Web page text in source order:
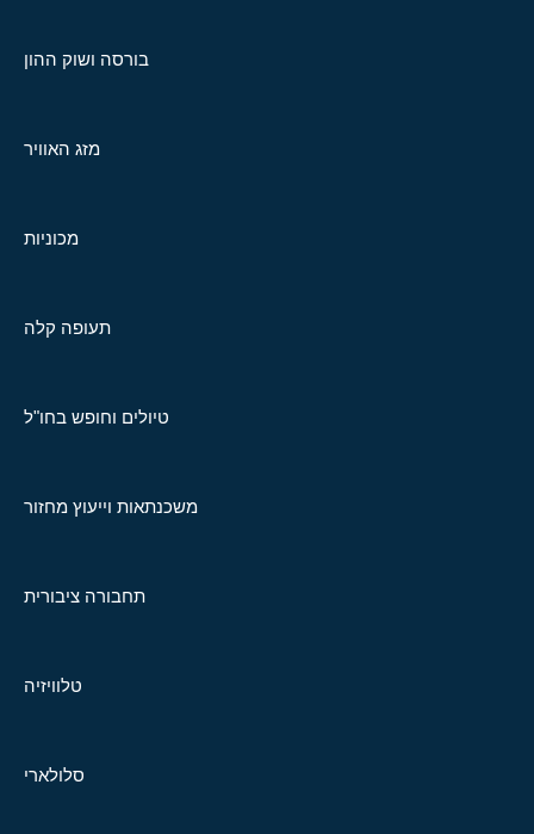
בורסה ושוק ההון
מזג האוויר
מכוניות
תעופה קלה
טיולים וחופש בחו"ל
משכנתאות וייעוץ מחזור
תחבורה ציבורית
טלוויזיה
סלולארי